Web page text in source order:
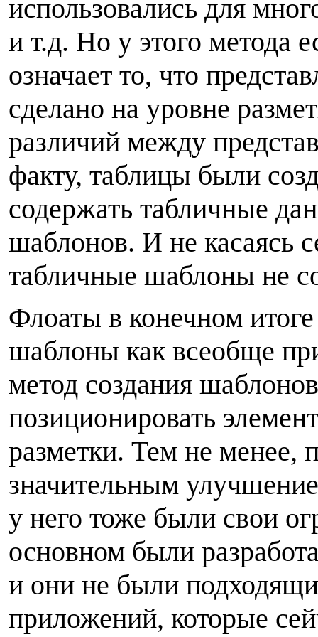
использовались для
и т.д. Но у этого метода
означает то, что
сделано на уровне
различий между
факту, таблицы были
содержать табличные
шаблонов. И не касаясь
табличные шаблоны не
Флоаты в конечном
шаблоны как всеобще
метод создания
позиционировать
разметки. Тем не менее,
значительным
у него тоже были свои
основном были
и они не были
приложений, которые